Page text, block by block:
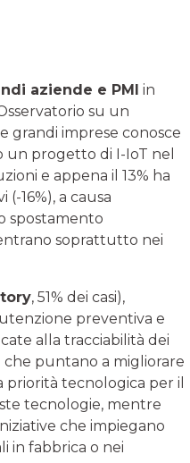
aziende e PMI in
su un
grandi imprese conosce
un progetto di I-IoT nel
e appena il 13% ha
16%), a causa
spostamento
soprattutto nei
, 51% dei casi),
preventiva e
alla tracciabilità dei
che puntano a migliorare
priorità tecnologica per il
tecnologie, mentre
che impiegano
in fabbrica o nei